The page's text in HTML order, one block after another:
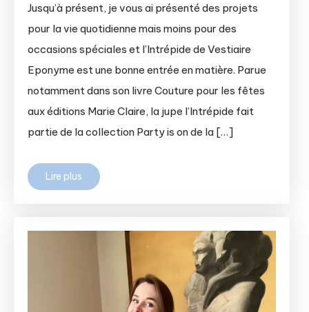
Jusqu’à présent, je vous ai présenté des projets
pour la vie quotidienne mais moins pour des
occasions spéciales et l’Intrépide de Vestiaire
Eponyme est une bonne entrée en matière. Parue
notamment dans son livre Couture pour les fêtes
aux éditions Marie Claire, la jupe l’Intrépide fait
partie de la collection Party is on de la […]
Lire plus